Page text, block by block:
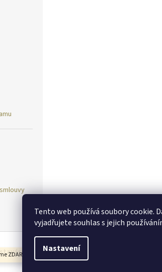
Tento web používá soubory cookie.
vyjadřujete souhlas s jejich
Nastavení
ZDARMA.TRESS. Všechna práva vyhrazena.